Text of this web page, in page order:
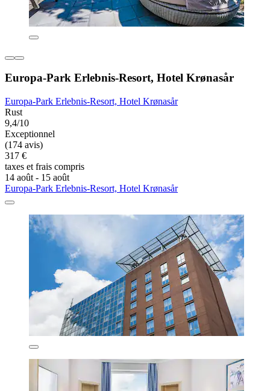
Europa-Park Erlebnis-Resort, Hotel Krønasår
Europa-Park Erlebnis-Resort, Hotel Krønasår
Rust
9,4/10
Exceptionnel
(174 avis)
317 €
taxes et frais compris
14 août - 15 août
Europa-Park Erlebnis-Resort, Hotel Krønasår